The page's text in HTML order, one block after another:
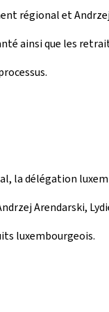
régional et
ainsi que les
la délégation
Arendarski,
luxembourgeois.